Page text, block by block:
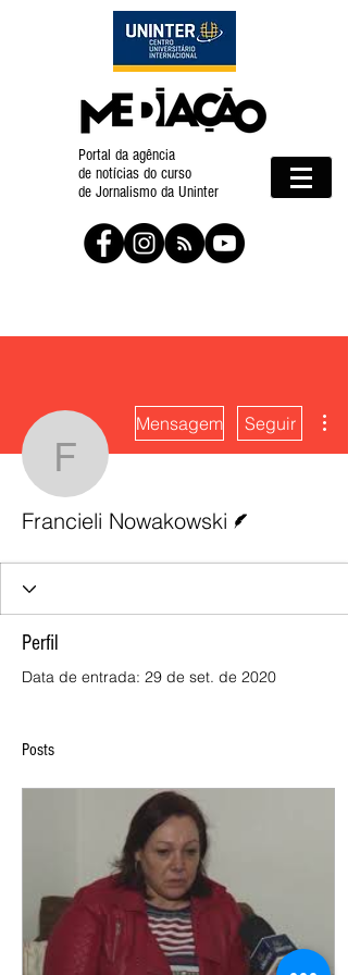
Portal da agência
de notícias do curso
de Jornalismo da Uninter
Francieli
Mensagem Seguir
Francieli Nowakowski
Perfil
Data de entrada: 29 de set. de 2020
Posts